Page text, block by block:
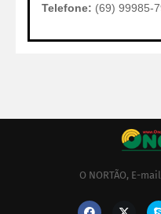
Telefone: (69) 99985-
O NORTÃO, E-